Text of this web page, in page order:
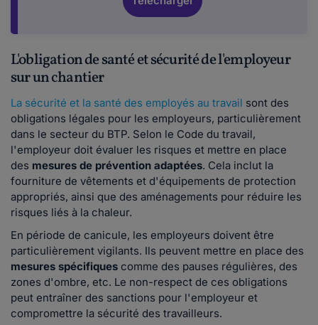
L'obligation de santé et sécurité de l'employeur
sur un chantier
La sécurité et la santé des employés au travail sont des
obligations légales pour les employeurs, particulièrement
dans le secteur du BTP. Selon le Code du travail,
l'employeur doit évaluer les risques et mettre en place
des mesures de prévention adaptées. Cela inclut la
fourniture de vêtements et d'équipements de protection
appropriés, ainsi que des aménagements pour réduire les
risques liés à la chaleur.
En période de canicule, les employeurs doivent être
particulièrement vigilants. Ils peuvent mettre en place des
mesures spécifiques comme des pauses régulières, des
zones d'ombre, etc. Le non-respect de ces obligations
peut entraîner des sanctions pour l'employeur et
compromettre la sécurité des travailleurs.